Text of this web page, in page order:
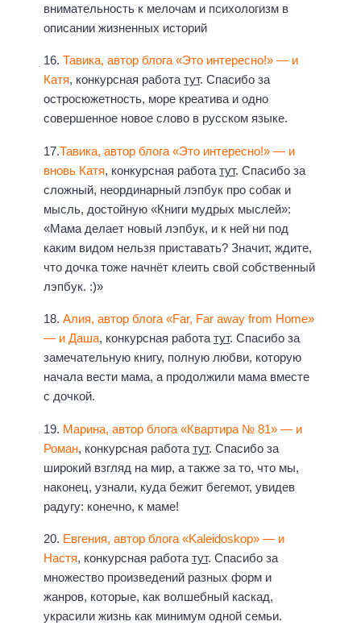
внимательность к мелочам и психологизм в
описании жизненных историй
16. Тавика, автор блога «Это интересно!» — и
Катя, конкурсная работатут. Спасибо за
остросюжетность, море креатива и одно
совершенное новое слово в русском языке.
17.Тавика, автор блога «Это интересно!» — и
вновь Катя, конкурсная работа тут. Спасибо за
сложный, неординарный лэпбук про собак и
мысль, достойную «Книги мудрых мыслей»:
«Мама делает новый лэпбук, и к ней ни под
каким видом нельзя приставать? Значит, ждите,
что дочка тоже начнёт клеить свой собственный
лэпбук. :)»
18. Алия, автор блога «Far, Far away from Home»
— и Даша, конкурсная работатут. Спасибо за
замечательную книгу, полную любви, которую
начала вести мама, а продолжили мама вместе
с дочкой.
19. Марина, автор блога «Квартира № 81» — и
Роман, конкурсная работа тут. Спасибо за
широкий взгляд на мир, а также за то, что мы,
наконец, узнали, куда бежит бегемот, увидев
радугу: конечно, к маме!
20. Евгения, автор блога «Kaleidoskop» — и
Настя, конкурсная работатут. Спасибо за
множество произведений разных форм и
жанров, которые, как волшебный каскад,
украсили жизнь как минимум одной семьи.